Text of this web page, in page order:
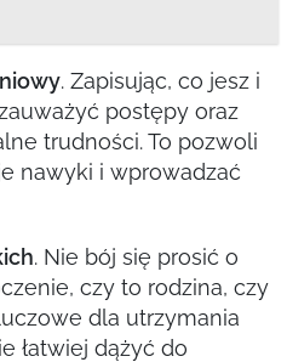
. Zapisując, co jesz i
postępy oraz
trudności. To pozwoli
nawyki i wprowadzać
. Nie bój się prosić o
czy to rodzina, czy
dla utrzymania
łatwiej dążyć do